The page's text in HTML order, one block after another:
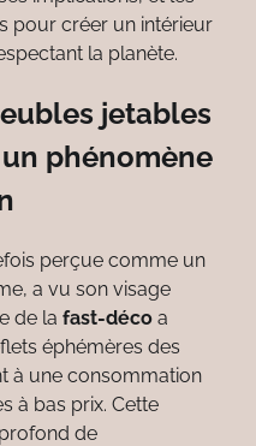
pour créer un intérieur
la planète.
jetables
phénomène
perçue comme un
a vu son visage
de la fast-déco a
éphémères des
à une consommation
à bas prix. Cette
de